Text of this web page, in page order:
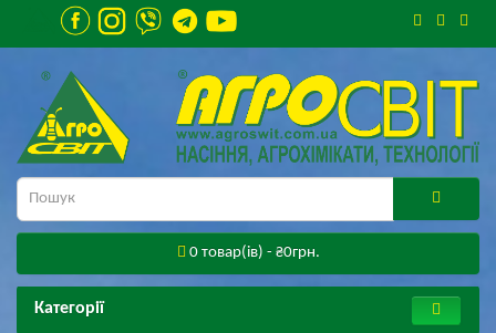
0 товар(ів) - ₴0грн.
Категорії